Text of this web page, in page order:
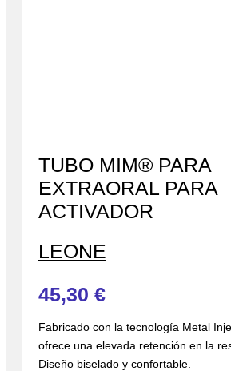
TUBO MIM® PARA
EXTRAORAL PARA
ACTIVADOR
LEONE
45,30 €
Fabricado con la tecnología Metal
ofrece una elevada retención en la
Diseño biselado y confortable.